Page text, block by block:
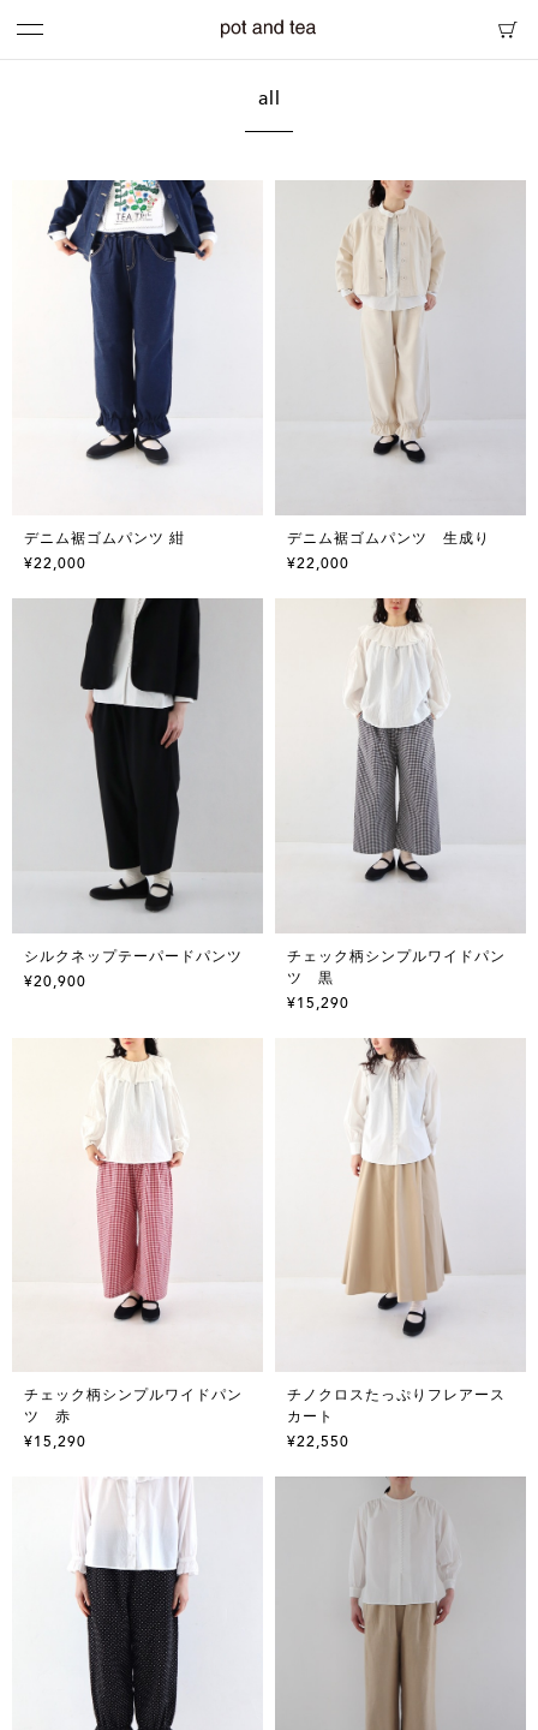
all
デニム裾ゴムパンツ 紺
¥22,000
デニム裾ゴムパンツ 生成り
¥22,000
シルクネップテーパードパンツ
¥20,900
チェック柄シンプルワイドパン
ツ 黒
¥15,290
チェック柄シンプルワイドパン
ツ 赤
¥15,290
チノクロスたっぷりフレアース
カート
¥22,550